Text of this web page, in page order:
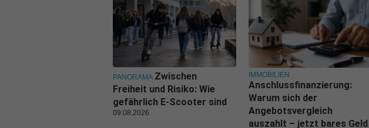
PANORAMA Zwischen
Freiheit und Risiko: Wie
gefährlich E-Scooter sind
09.08.2026
IMMOBILIEN
Anschlussfinanzierung:
Warum sich der
Angebotsvergleich
auszahlt – jetzt bares Geld